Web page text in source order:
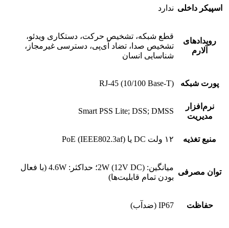
اسپیکر داخلی ندارد
رویدادهای
آلارم
قطع شبکه، تشخیص حرکت، دستکاری ویدئو،
تشخیص صدا، تضاد آی‌پی، دسترسی غیرمجاز،
شناسایی انسان
پورت شبکه RJ-45 (10/100 Base-T)
نرم‌افزار
مدیریت
Smart PSS Lite; DSS; DMSS
منبع تغذیه ۱۲ ولت DC یا PoE (IEEE802.3af)
توان مصرفی
میانگین: 2W (12V DC)؛ حداکثر: 4.6W (با فعال
بودن تمام قابلیت‌ها)
حفاظت IP67 (ضدآب)